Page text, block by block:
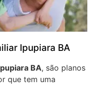
Ipupiara BA
BA, são planos
que tem uma